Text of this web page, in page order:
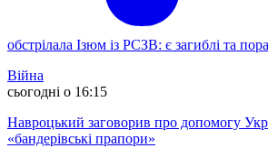
обстрілала Ізюм із РСЗВ: є загиблі та
Війна
сьогодні о 16:15
Навроцький заговорив про допомогу
«бандерівські прапори»